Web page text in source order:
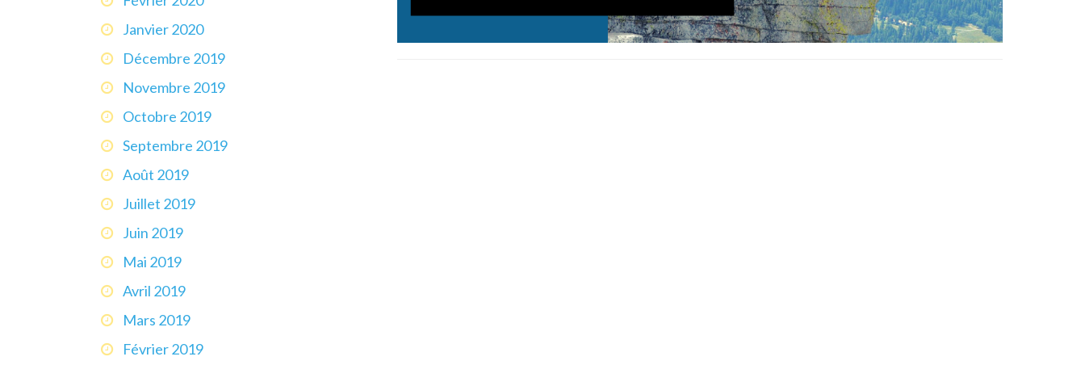
Janvier 2020
Décembre 2019
Novembre 2019
Octobre 2019
Septembre 2019
Août 2019
Juillet 2019
Juin 2019
Mai 2019
Avril 2019
Mars 2019
Février 2019